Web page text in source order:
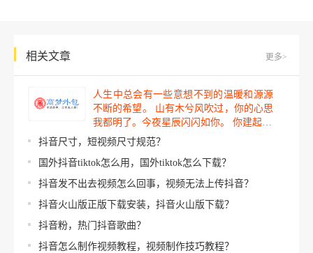
相关文章 更多>
人生中总会有一些意想不到的温暖和源源
不断的希望。 山有木兮风吹过，你的心思
我都明了。今夜星辰闪闪如你。 你建起…
抖音尺寸，短视频尺寸规范？
国外抖音tiktok怎么用，国外tiktok怎么下载？
抖音发不出去视频怎么回事，视频无法上传抖音？
抖音火山版正版下载安装，抖音火山版下载？
抖音粉，热门抖音歌曲？
抖音怎么制作视频教程，视频制作技巧教程？